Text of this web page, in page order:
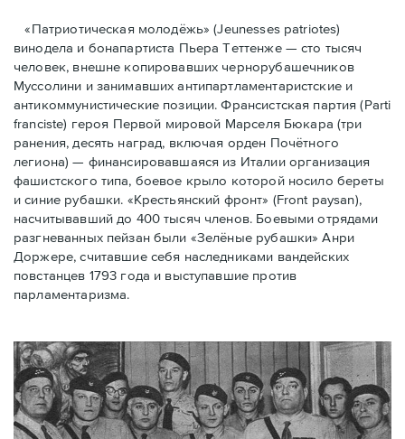
«Патриотическая молодёжь» (Jeunesses patriotes)
винодела и бонапартиста Пьера Тeттенже — cто тысяч
человек, внешне копировавших чернорубашечников
Муссолини и занимавших антипартламентаристские и
антикоммунистические позиции. Франсистская партия (Parti
franciste) героя Первой мировой Марселя Бюкара (три
ранения, десять наград, включая орден Почётного
легиона) — финансировавшаяся из Италии организация
фашистского типа, боевое крыло которой носило береты
и синие рубашки. «Крестьянский фронт» (Front paysan),
насчитывавший до 400 тысяч членов. Боевыми отрядами
разгневанных пейзан были «Зелёные рубашки» Анри
Доржере, считавшие себя наследниками вандейских
повстанцев 1793 года и выступавшие против
парламентаризма.